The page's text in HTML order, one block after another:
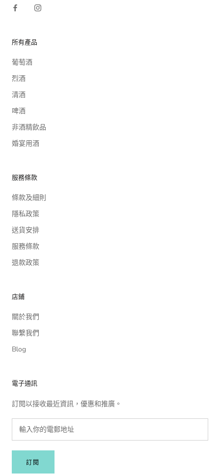
所有產品
葡萄酒
烈酒
清酒
啤酒
非酒精飲品
婚宴用酒
服務條款
條款及細則
隱私政策
送貨安排
服務條款
退款政策
店鋪
關於我們
聯繫我們
Blog
電子通訊
訂閱以接收最近資訊，優惠和推廣。
訂閱